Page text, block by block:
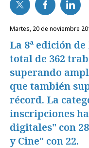
martes, 20 de noviembre
La 8ª edición
total de 362
superando
que también
récord. La
inscripciones
digitales" con
y Cine" con 22.